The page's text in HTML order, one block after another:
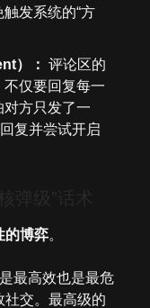
发系统的“方
）： 评论区的
仅要回复每一
方只发了一
复并尝试开启
的博弈。
最高效也是最危
社交。最高级的